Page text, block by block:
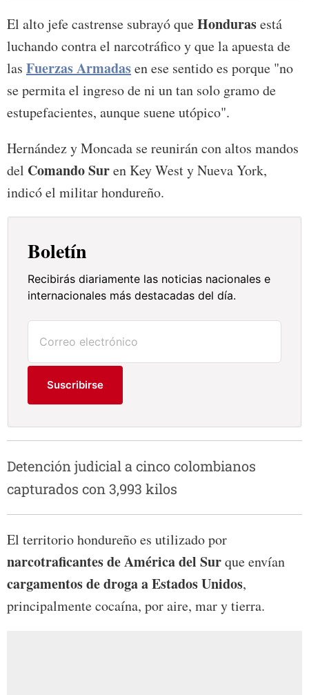
El alto jefe castrense subrayó queHondurasestá
luchando contra el narcotráfico y que la apuesta de
las Fuerzas Armadasen ese sentido es porque "no
se permita el ingreso de ni un tan solo gramo de
estupefacientes, aunque suene utópico".
Hernández y Moncada se reunirán con altos mandos
del Comando Suren Key West y Nueva York,
indicó el militar hondureño.
Boletín
Recibirás diariamente las noticias nacionales e
internacionales más destacadas del día.
Suscribirse
Detención judicial a cinco colombianos
capturados con 3,993 kilos
El territorio hondureño es utilizado por
narcotraficantes de América del Surque envían
cargamentos de droga a Estados Unidos,
principalmente cocaína, por aire, mar y tierra.